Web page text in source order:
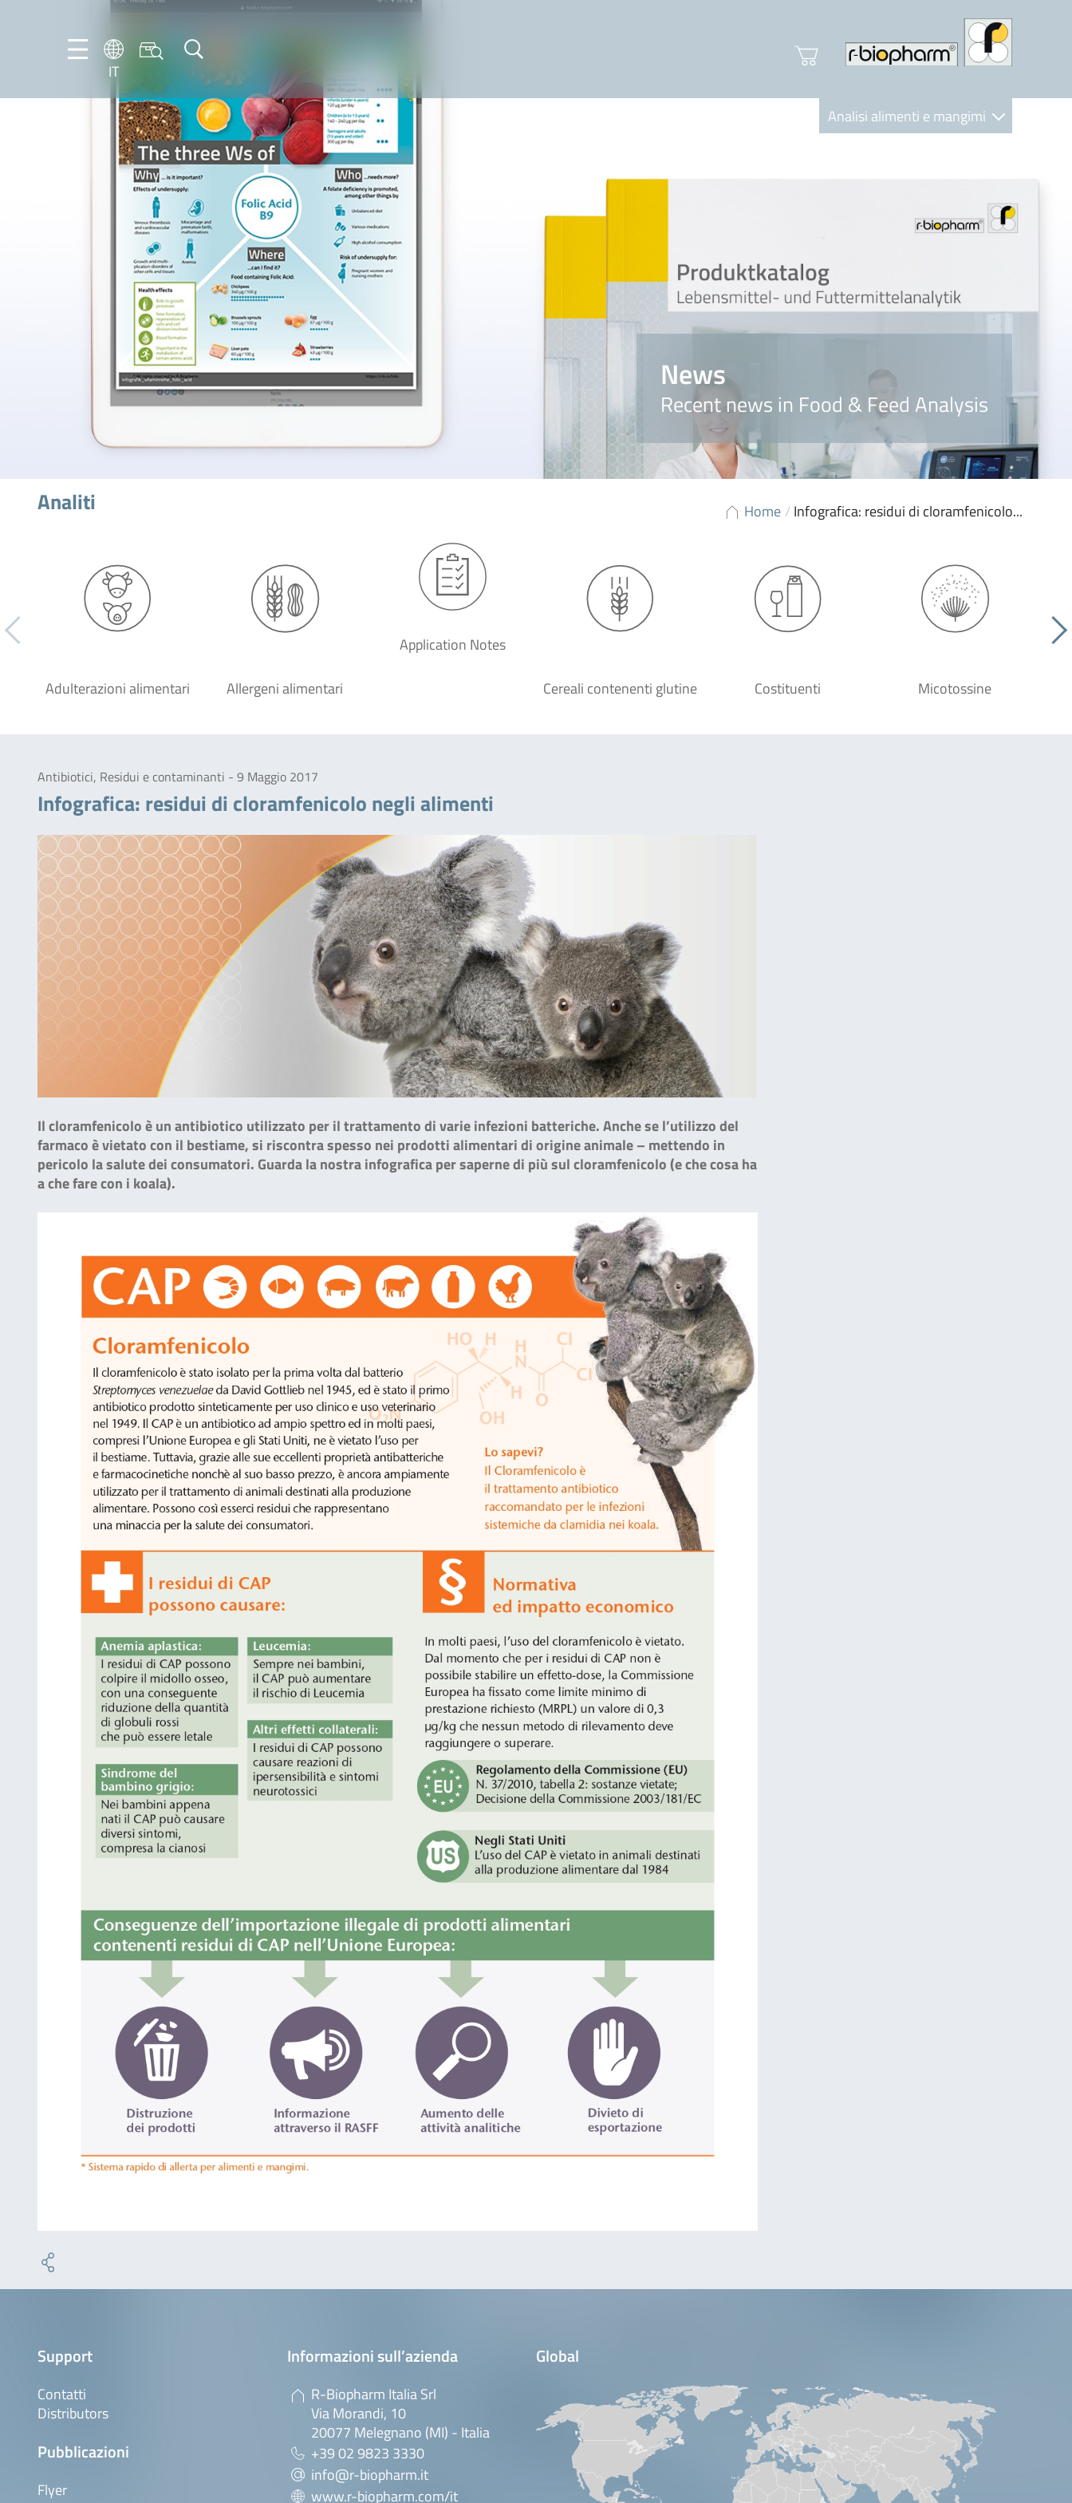
IT
EN
IT
DE
Analisi alimenti e mangimi
News
Recent news in Food & Feed Analysis
Home /Infografica: residui di cloramfenicolo...
Analiti
Adulterazioni alimentari Allergeni alimentari
Application Notes
Cereali contenenti glutine Costituenti Micotossine
Antibiotici, Residui e contaminanti - 9 Maggio 2017
Infografica: residui di cloramfenicolo negli alimenti
Il cloramfenicolo è un antibiotico utilizzato per il trattamento di varie infezioni batteriche. Anche se l’utilizzo del
farmaco è vietato con il bestiame, si riscontra spesso nei prodotti alimentari di origine animale – mettendo in
pericolo la salute dei consumatori. Guarda la nostra infografica per saperne di più sul cloramfenicolo (e che cosa ha
a che fare con i koala).
Support
Contatti
Distributors
Pubblicazioni
Flyer
Informazioni sull’azienda
R-Biopharm Italia Srl
Via Morandi, 10
20077 Melegnano (MI) - Italia
+39 02 9823 3330
info@r-biopharm.it
www.r-biopharm.com/it
Global